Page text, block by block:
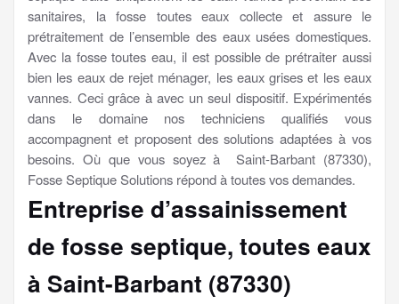
sanitaires, la fosse toutes eaux collecte et assure le
prétraitement de l’ensemble des eaux usées domestiques.
Avec la fosse toutes eau, il est possible de prétraiter aussi
bien les eaux de rejet ménager, les eaux grises et les eaux
vannes. Ceci grâce à avec un seul dispositif. Expérimentés
dans le domaine nos techniciens qualifiés vous
accompagnent et proposent des solutions adaptées à vos
besoins. Où que vous soyez à Saint-Barbant (87330),
Fosse Septique Solutions répond à toutes vos demandes.
Entreprise d’assainissement
de fosse septique, toutes eaux
à Saint-Barbant (87330)